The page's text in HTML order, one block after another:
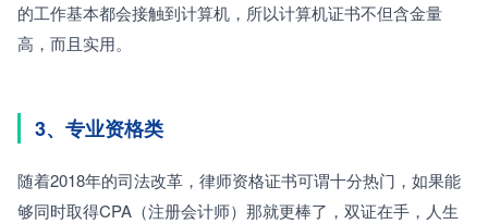
的工作基本都会接触到计算机，所以计算机证书不但含金量
高，而且实用。
3、专业资格类
随着2018年的司法改革，律师资格证书可谓十分热门，如果能
够同时取得CPA（注册会计师）那就更棒了，双证在手，人生